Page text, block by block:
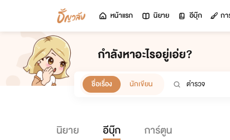
หน้าแรก นิยาย อีบุ๊ก ก
กำลังหาอะไรอยู่เอ่ย?
ชื่อเรื่อง นักเขียน
นิยาย อีบุ๊ก การ์ตูน